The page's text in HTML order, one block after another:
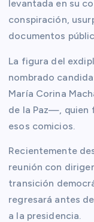
levantada en su
conspiración,
documentos
La figura del
nombrado
María Corina
de la Paz—, quien
esos comicios.
Recientemente
reunión con
transición
regresará antes
a la presidencia.